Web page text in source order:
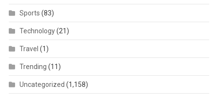
Sports (83)
Technology(21)
Travel (1)
Trending (11)
Uncategorized (1,158)